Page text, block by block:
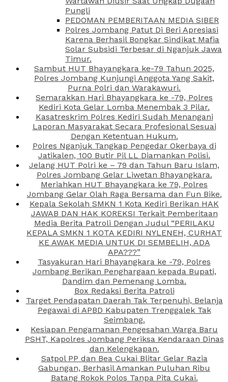
Pungli
PEDOMAN PEMBERITAAN MEDIA SIBER
Polres Jombang Patut Di Beri Apresiasi
Karena Berhasil Bongkar Sindikat Mafia
Solar Subsidi Terbesar di Nganjuk Jawa
Timur.
Sambut HUT Bhayangkara ke-79 Tahun 2025,
Polres Jombang Kunjungi Anggota Yang Sakit,
Purna Polri dan Warakawuri.
Semarakkan Hari Bhayangkara ke -79, Polres
Kediri Kota Gelar Lomba Menembak 3 Pilar.
Kasatreskrim Polres Kediri Sudah Menangani
Laporan Masyarakat Secara Profesional Sesuai
Dengan Ketentuan Hukum.
Polres Nganjuk Tangkap Pengedar Okerbaya di
Jatikalen, 100 Butir Pil LL Diamankan Polisi.
Jelang HUT Polri ke – 79 dan Tahun Baru Islam,
Polres Jombang Gelar Liwetan Bhayangkara.
Meriahkan HUT Bhayangkara ke 79, Polres
Jombang Gelar Olah Raga Bersama dan Fun Bike.
Kepala Sekolah SMKN 1 Kota Kediri Berikan HAK
JAWAB DAN HAK KOREKSI Terkait Pemberitaan
Media Berita Patroli Dengan Judul “PERILAKU
KEPALA SMKN 1 KOTA KEDIRI NYLENEH, CURHAT
KE AWAK MEDIA UNTUK DI SEMBELIH, ADA
APA???”
Tasyakuran Hari Bhayangkara ke -79, Polres
Jombang Berikan Penghargaan kepada Bupati,
Dandim dan Pemenang Lomba.
Box Redaksi Berita Patroli
Target Pendapatan Daerah Tak Terpenuhi, Belanja
Pegawai di APBD Kabupaten Trenggalek Tak
Seimbang.
Kesiapan Pengamanan Pengesahan Warga Baru
PSHT, Kapolres Jombang Periksa Kendaraan Dinas
dan Kelengkapan.
Satpol PP dan Bea Cukai Blitar Gelar Razia
Gabungan, Berhasil Amankan Puluhan Ribu
Batang Rokok Polos Tanpa Pita Cukai.